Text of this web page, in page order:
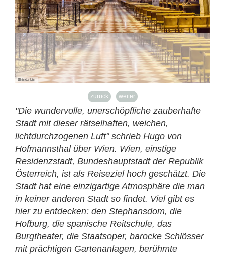
Shinda Lin
zurück weiter
"Die wundervolle, unerschöpfliche zauberhafte
Stadt mit dieser rätselhaften, weichen,
lichtdurchzogenen Luft" schrieb Hugo von
Hofmannsthal über Wien. Wien, einstige
Residenzstadt, Bundeshauptstadt der Republik
Österreich, ist als Reiseziel hoch geschätzt. Die
Stadt hat eine einzigartige Atmosphäre die man
in keiner anderen Stadt so findet. Viel gibt es
hier zu entdecken: den Stephansdom, die
Hofburg, die spanische Reitschule, das
Burgtheater, die Staatsoper, barocke Schlösser
mit prächtigen Gartenanlagen, berühmte